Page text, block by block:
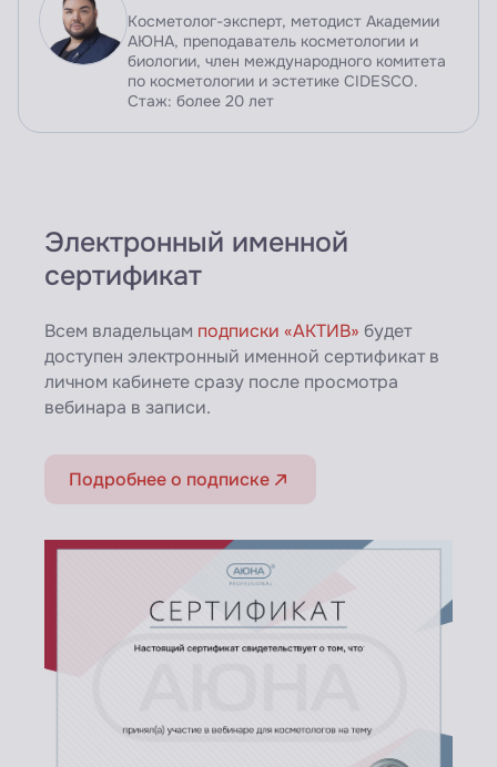
Косметолог-эксперт, методист Академии
АЮНА, преподаватель косметологии и
биологии, член международного комитета
по косметологии и эстетике CIDESCO.
Стаж: более 20 лет
Электронный именной
сертификат
Всем владельцам подписки «АКТИВ» будет
доступен электронный именной сертификат в
личном кабинете сразу после просмотра
вебинара в записи.
Подробнее о подписке